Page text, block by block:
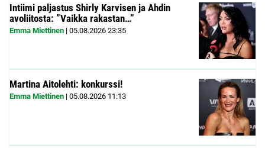
Intiimi paljastus Shirly Karvisen ja Ahdin
avoliitosta: ”Vaikka rakastan…”
Emma Miettinen | 05.08.2026 23:35
Martina Aitolehti: konkurssi!
Emma Miettinen | 05.08.2026 11:13